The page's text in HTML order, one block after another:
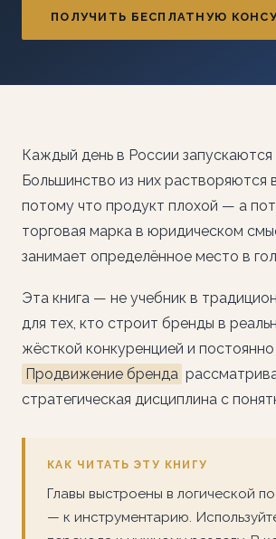
ПОЛУЧИТЬ БЕСПЛАТНУЮ
Каждый день в России
Большинство из них
потому что продукт плохой — а
торговая марка в юридическом
занимает определённое место в
Эта книга — не учебник в
для тех, кто строит бренды в
жёсткой конкуренцией и
Продвижение бренда
стратегическая дисциплина с
КАК ЧИТАТЬ ЭТУ КНИГУ
Главы выстроены в логической
— к инструментарию.